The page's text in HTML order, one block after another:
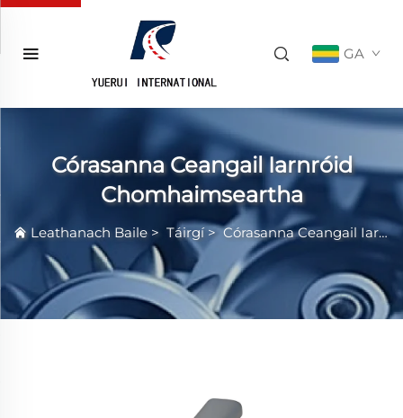
GA
Córasanna Ceangail Iarnróid
Chomhaimseartha
Leathanach Baile > Táirgí>Córasanna Ceangail Iarnróid Chomhaimseartha